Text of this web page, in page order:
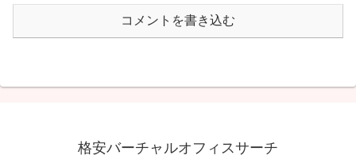
コメントを書き込む
格安バーチャルオフィスサーチ